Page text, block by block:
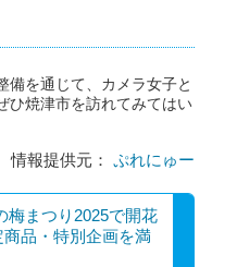
備を通じて、カメラ女子と
ひ焼津市を訪れてみてはい
情報提供元： ぷれにゅー
梅まつり2025で開花
品・特別企画を満